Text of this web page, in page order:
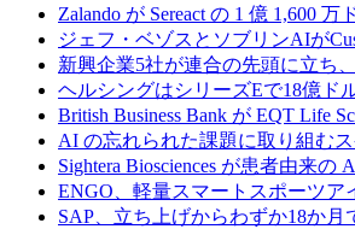
Zalando が Sereact の 1 億 1,600
ジェフ・ベゾスとソブリンAIが
新興企業5社が連合の先頭に立ち
ヘルシングはシリーズEで18億ド
British Business Bank が EQT Life
AI の忘れられた課題に取り組む
Sightera Biosciences が患者由来
ENGO、軽量スマートスポーツア
SAP、立ち上げからわずか18か月